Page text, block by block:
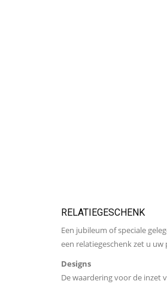
RELATIEGESCHENK
Een jubileum of speciale
een relatiegeschenk zet u
Designs
De waardering voor de inzet